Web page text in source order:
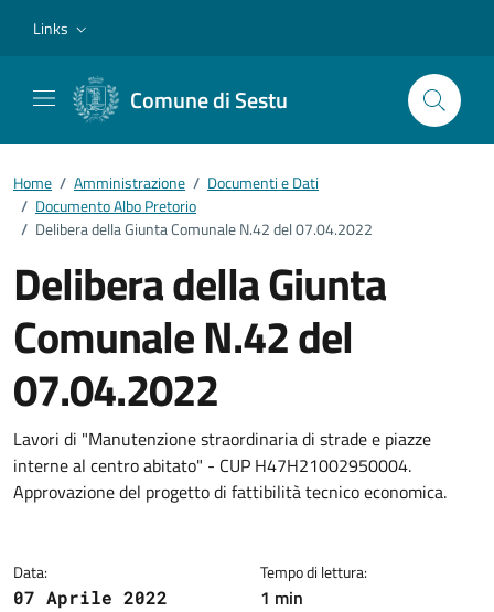
Links
Comune di Sestu
Home / Amministrazione / Documenti e Dati
/ Documento Albo Pretorio
/ Delibera della Giunta Comunale N.42 del 07.04.2022
Delibera della Giunta
Comunale N.42 del
07.04.2022
Dettagli del documento
Lavori di "Manutenzione straordinaria di strade e piazze
interne al centro abitato" - CUP H47H21002950004.
Approvazione del progetto di fattibilità tecnico economica.
Data:
07 Aprile 2022
Tempo di lettura:
1 min